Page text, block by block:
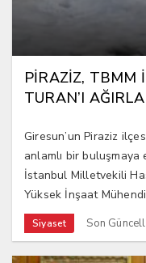
PİRAZİZ, TBMM
TURAN’I
Giresun’un Piraziz
anlamlı bir buluşmaya
İstanbul Milletvekili
Yüksek İnşaat
Siyaset Son